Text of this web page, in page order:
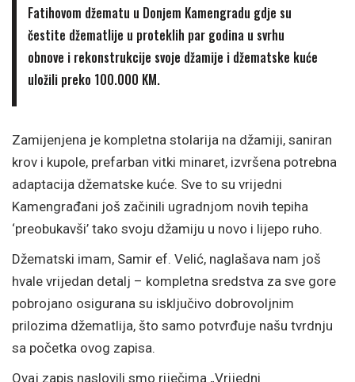
Fatihovom džematu u Donjem Kamengradu gdje su
čestite džematlije u proteklih par godina u svrhu
obnove i rekonstrukcije svoje džamije i džematske kuće
uložili preko 100.000 KM.
Zamijenjena je kompletna stolarija na džamiji, saniran
krov i kupole, prefarban vitki minaret, izvršena potrebna
adaptacija džematske kuće. Sve to su vrijedni
Kamengrađani još začinili ugradnjom novih tepiha
‘preobukavši’ tako svoju džamiju u novo i lijepo ruho.
Džematski imam, Samir ef. Velić, naglašava nam još
hvale vrijedan detalj – kompletna sredstva za sve gore
pobrojano osigurana su isključivo dobrovoljnim
prilozima džematlija, što samo potvrđuje našu tvrdnju
sa početka ovog zapisa.
Ovaj zapis naslovili smo riječima „Vrijedni